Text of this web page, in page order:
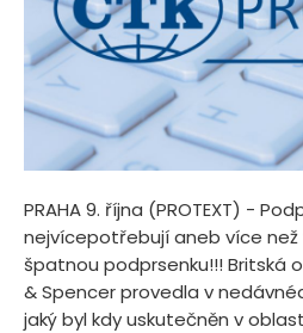
PRAHA 9. října (PROTEXT) -
nejvícepotřebují aneb více
špatnou podprsenku!!! Britská
& Spencer provedla v
jaký byl kdy uskutečněn v